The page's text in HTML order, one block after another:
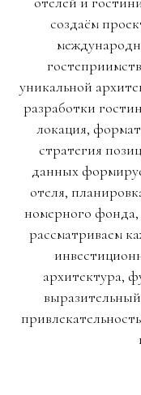
создаём
уникальной
разработки
локация,
стратегия
данных
отеля,
номерного
рассматриваем
архитектура,